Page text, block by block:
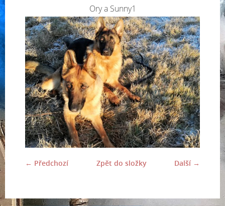
Ory a Sunny1
← Předchozí Další →
Zpět do složky